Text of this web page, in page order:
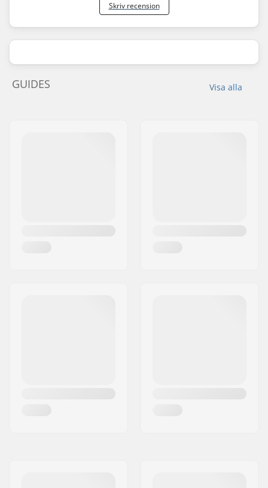
Skriv recension
Visa alla
GUIDES